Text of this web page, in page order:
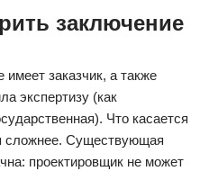
заключение
заказчик, а также
экспертизу (как
Что касается
сложнее. Существующая
проектировщик не может